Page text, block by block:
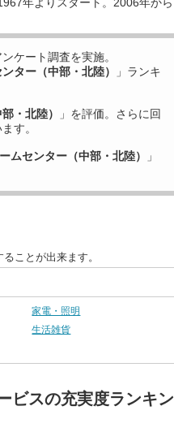
ンケート調査を実施。
ター（中部・北陸）
」ランキ
・北陸）
」を評価。さらに回
す。
ムセンター（中部・北陸）
」
ことが出来ます。
家電・照明
生活雑貨
ビスの充実度ランキン